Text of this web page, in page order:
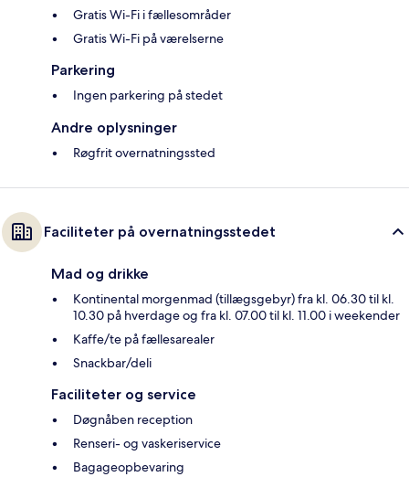
Gratis Wi-Fi i fællesområder
Gratis Wi-Fi på værelserne
Parkering
Ingen parkering på stedet
Andre oplysninger
Røgfrit overnatningssted
Faciliteter på overnatningsstedet
Mad og drikke
Kontinental morgenmad (tillægsgebyr) fra kl. 06.30 til kl.
10.30 på hverdage og fra kl. 07.00 til kl. 11.00 i weekender
Kaffe/te på fællesarealer
Snackbar/deli
Faciliteter og service
Døgnåben reception
Renseri- og vaskeriservice
Bagageopbevaring